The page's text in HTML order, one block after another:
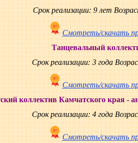
Срок реализации: 9 лет
Смотреть/скачать
Танцевальный
Срок реализации: 3 года
Смотреть/скачать
коллектив Камчатского края -
Срок реализации: 4 года
Смотреть/скачать